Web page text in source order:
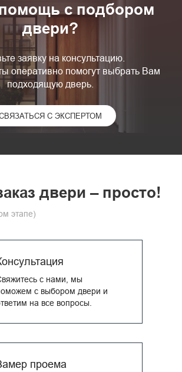
с подбором
двери?
заявку на консультацию.
оперативно помогут выбрать Вам
подходящую дверь.
С ЭКСПЕРТОМ
двери – просто!
этапе)
с нами, мы
с выбором двери и
на все вопросы.
проема